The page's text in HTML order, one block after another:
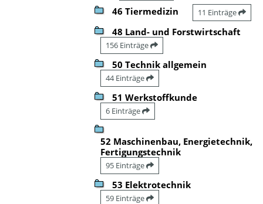
46 Tiermedizin 11 Einträge
48 Land- und Forstwirtschaft
156 Einträge
50 Technik allgemein
44 Einträge
51 Werkstoffkunde
6 Einträge
52 Maschinenbau, Energietechnik,
Fertigungstechnik
95 Einträge
53 Elektrotechnik
59 Einträge